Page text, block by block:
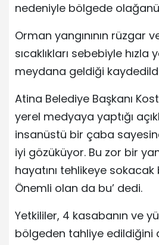
nedeniyle bölgede
Orman yangınının rüzgar
sıcaklıkları sebebiyle hızla
meydana geldiği
Atina Belediye Başkanı
yerel medyaya yaptığı
insanüstü bir çaba
iyi gözüküyor. Bu zor bir
hayatını tehlikeye
Önemli olan da bu’ dedi.
Yetkililer, 4 kasabanın ve
bölgeden tahliye edildiğini